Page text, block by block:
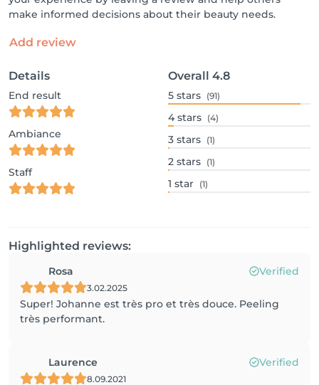
make informed decisions about their beauty needs.
Add review
Details
End result
Ambiance
Staff
Overall 4.8
5 stars (91)
4 stars (4)
3 stars (1)
2 stars (1)
1 star (1)
Highlighted reviews:
Rosa Verified
3.02.2025
Super! Johanne est très pro et très douce. Peeling
très performant.
Laurence Verified
8.09.2021